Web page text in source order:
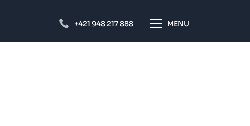
+421 948 217 888 MENU